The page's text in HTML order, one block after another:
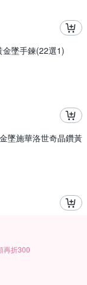
墜手鍊(22選1)
墜施華洛世奇晶鑽黃
再折300